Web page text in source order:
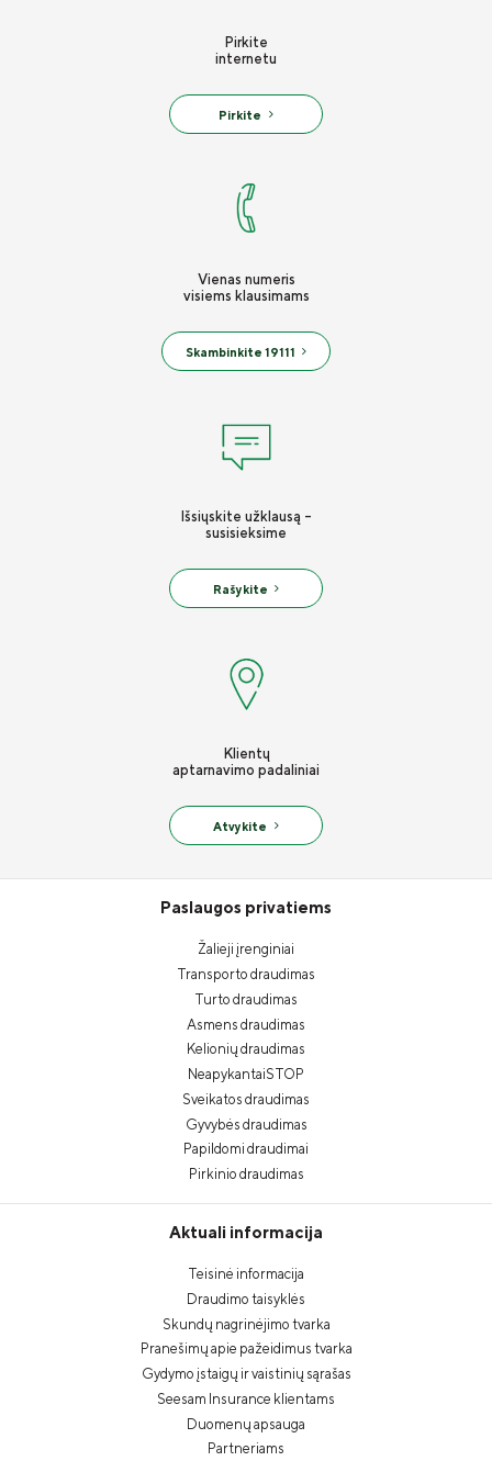
Pirkite
internetu
Pirkite
Vienas numeris
visiems klausimams
Skambinkite 19111
Išsiųskite užklausą -
susisieksime
Rašykite
Klientų
aptarnavimo padaliniai
Atvykite
Paslaugos privatiems
Žalieji įrenginiai
Transporto draudimas
Turto draudimas
Asmens draudimas
Kelionių draudimas
NeapykantaiSTOP
Sveikatos draudimas
Gyvybės draudimas
Papildomi draudimai
Pirkinio draudimas
Aktuali informacija
Teisinė informacija
Draudimo taisyklės
Skundų nagrinėjimo tvarka
Pranešimų apie pažeidimus tvarka
Gydymo įstaigų ir vaistinių sąrašas
Seesam Insurance klientams
Duomenų apsauga
Partneriams